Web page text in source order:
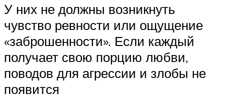
У них не должны возникнуть
чувство ревности или ощущение
«заброшенности». Если каждый
получает свою порцию любви,
поводов для агрессии и злобы не
появится